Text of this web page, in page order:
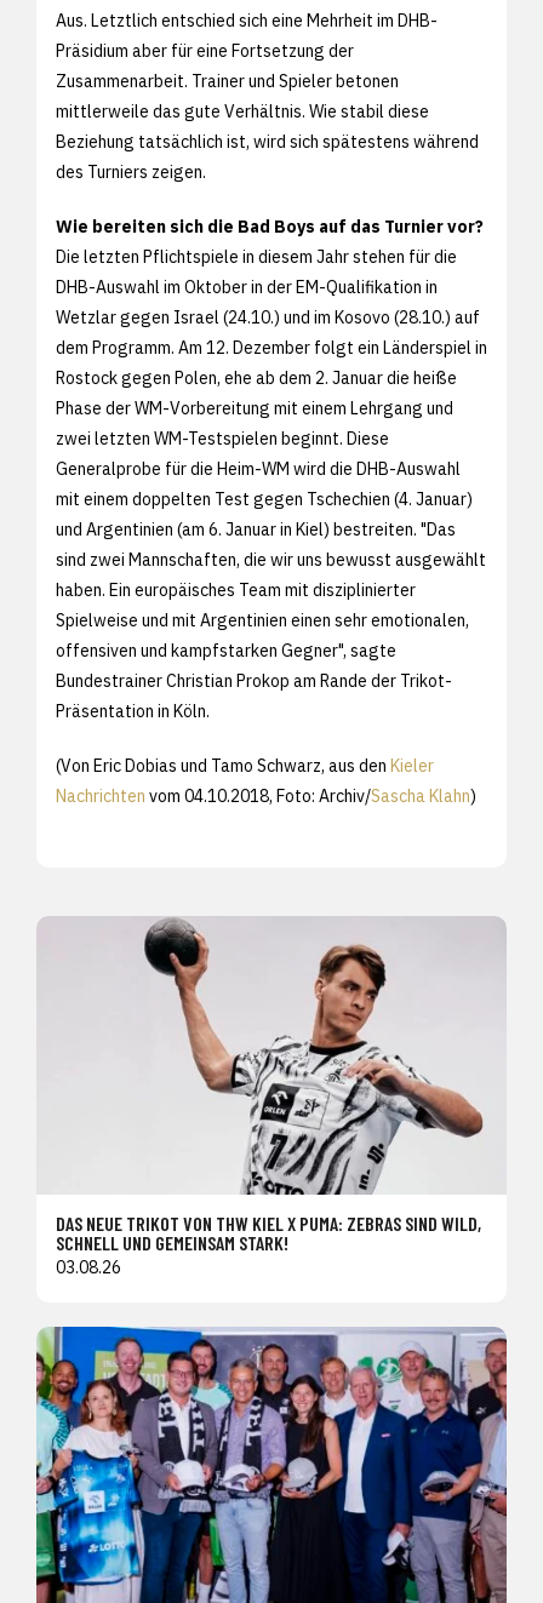
Aus. Letztlich entschied sich eine Mehrheit im DHB-
Präsidium aber für eine Fortsetzung der
Zusammenarbeit. Trainer und Spieler betonen
mittlerweile das gute Verhältnis. Wie stabil diese
Beziehung tatsächlich ist, wird sich spätestens während
des Turniers zeigen.
Wie bereiten sich die Bad Boys auf das Turnier vor?
Die letzten Pflichtspiele in diesem Jahr stehen für die
DHB-Auswahl im Oktober in der EM-Qualifikation in
Wetzlar gegen Israel (24.10.) und im Kosovo (28.10.) auf
dem Programm. Am 12. Dezember folgt ein Länderspiel in
Rostock gegen Polen, ehe ab dem 2. Januar die heiße
Phase der WM-Vorbereitung mit einem Lehrgang und
zwei letzten WM-Testspielen beginnt. Diese
Generalprobe für die Heim-WM wird die DHB-Auswahl
mit einem doppelten Test gegen Tschechien (4. Januar)
und Argentinien (am 6. Januar in Kiel) bestreiten. "Das
sind zwei Mannschaften, die wir uns bewusst ausgewählt
haben. Ein europäisches Team mit disziplinierter
Spielweise und mit Argentinien einen sehr emotionalen,
offensiven und kampfstarken Gegner", sagte
Bundestrainer Christian Prokop am Rande der Trikot-
Präsentation in Köln.
(Von Eric Dobias und Tamo Schwarz, aus den Kieler
Nachrichten vom 04.10.2018, Foto: Archiv/Sascha Klahn)
DAS NEUE TRIKOT VON THW KIEL X PUMA: ZEBRAS SIND WILD,
SCHNELL UND GEMEINSAM STARK!
03.08.26